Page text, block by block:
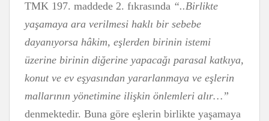
TMK 197. maddede 2. fıkrasında “..Birlikte
yaşamaya ara verilmesi haklı bir sebebe
dayanıyorsa hâkim, eşlerden birinin istemi
üzerine birinin diğerine yapacağı parasal katkıya,
konut ve ev eşyasından yararlanmaya ve eşlerin
mallarının yönetimine ilişkin önlemleri alır…”
denmektedir. Buna göre eşlerin birlikte yaşamaya